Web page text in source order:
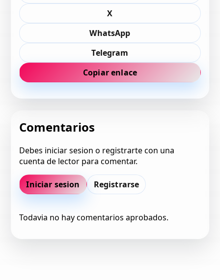
X
WhatsApp
Telegram
Copiar enlace
Comentarios
Debes iniciar sesion o registrarte con una
cuenta de lector para comentar.
Iniciar sesion Registrarse
Todavia no hay comentarios aprobados.